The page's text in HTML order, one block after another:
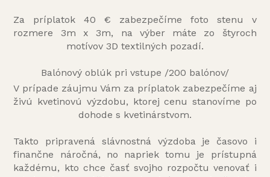
Za príplatok 40 € zabezpečíme foto stenu v
rozmere 3m x 3m, na výber máte zo štyroch
motívov 3D textilných pozadí.
Balónový oblúk pri vstupe /200 balónov/
V prípade záujmu Vám za príplatok zabezpečíme aj
živú kvetinovú výzdobu, ktorej cenu stanovíme po
dohode s kvetinárstvom.
Takto pripravená slávnostná výzdoba je časovo i
finančne náročná, no napriek tomu je prístupná
každému, kto chce časť svojho rozpočtu venovať i